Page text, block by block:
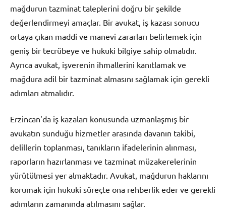
mağdurun tazminat taleplerini doğru bir şekilde
değerlendirmeyi amaçlar. Bir avukat, iş kazası sonucu
ortaya çıkan maddi ve manevi zararları belirlemek için
geniş bir tecrübeye ve hukuki bilgiye sahip olmalıdır.
Ayrıca avukat, işverenin ihmallerini kanıtlamak ve
mağdura adil bir tazminat almasını sağlamak için gerekli
adımları atmalıdır.
Erzincan'da iş kazaları konusunda uzmanlaşmış bir
avukatın sunduğu hizmetler arasında davanın takibi,
delillerin toplanması, tanıkların ifadelerinin alınması,
raporların hazırlanması ve tazminat müzakerelerinin
yürütülmesi yer almaktadır. Avukat, mağdurun haklarını
korumak için hukuki süreçte ona rehberlik eder ve gerekli
adımların zamanında atılmasını sağlar.